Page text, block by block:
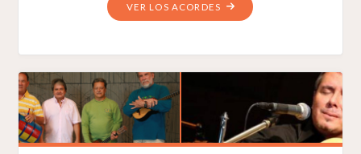
VER LOS ACORDES"CARACHA,